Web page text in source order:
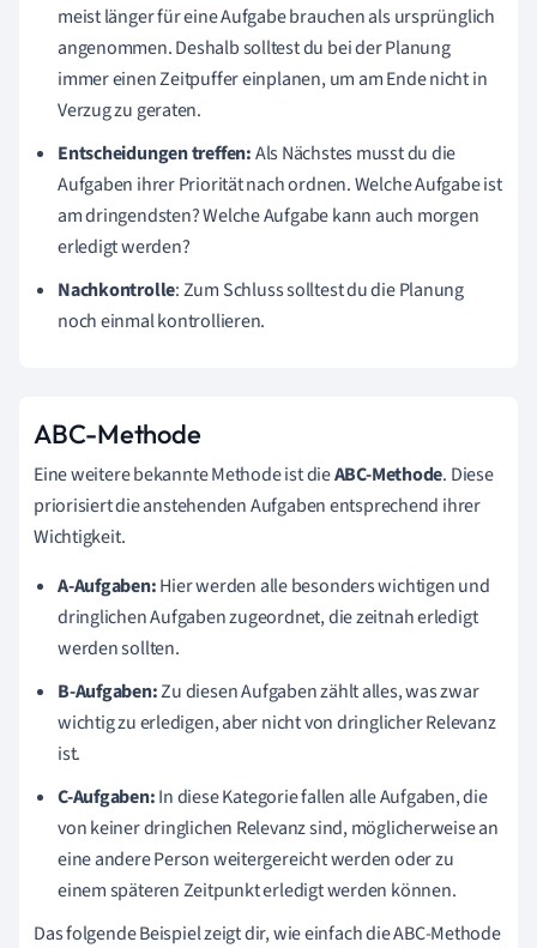
meist länger für eine Aufgabe brauchen als ursprünglich
angenommen. Deshalb solltest du bei der Planung
immer einen Zeitpuffer einplanen, um am Ende nicht in
Verzug zu geraten.
Entscheidungen treffen:Als Nächstes musst du die
Aufgaben ihrer Priorität nach ordnen. Welche Aufgabe ist
am dringendsten? Welche Aufgabe kann auch morgen
erledigt werden?
Nachkontrolle: Zum Schluss solltest du die Planung
noch einmal kontrollieren.
ABC-Methode
Eine weitere bekannte Methode ist dieABC-Methode. Diese
priorisiert die anstehenden Aufgaben entsprechend ihrer
Wichtigkeit.
A-Aufgaben:Hier werden alle besonders wichtigen und
dringlichen Aufgaben zugeordnet, die zeitnah erledigt
werden sollten.
B-Aufgaben:Zu diesen Aufgaben zählt alles, was zwar
wichtig zu erledigen, aber nicht von dringlicher Relevanz
ist.
C-Aufgaben:In diese Kategorie fallen alle Aufgaben, die
von keiner dringlichen Relevanz sind, möglicherweise an
eine andere Person weitergereicht werden oder zu
einem späteren Zeitpunkt erledigt werden können.
Das folgende Beispiel zeigt dir, wie einfach die ABC-Methode